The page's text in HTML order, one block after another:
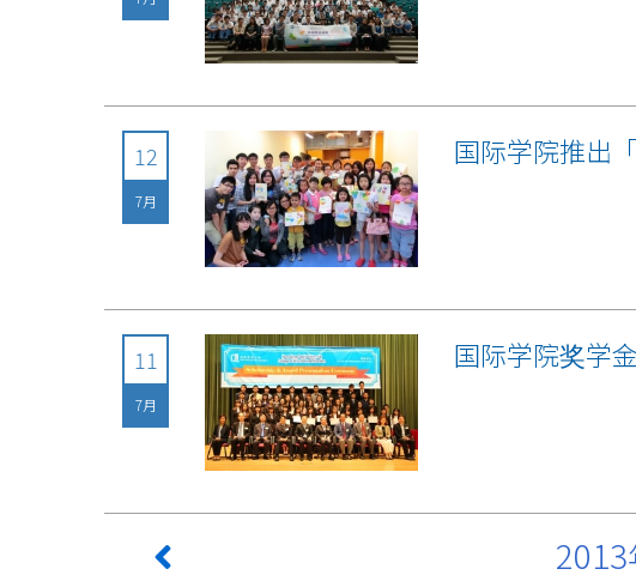
12
7月
国际学院推出
11
7月
国际学院奖学